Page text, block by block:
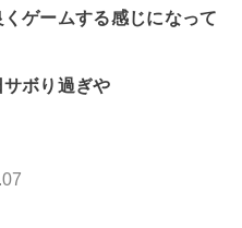
ゲームする感じになって
ボり過ぎや